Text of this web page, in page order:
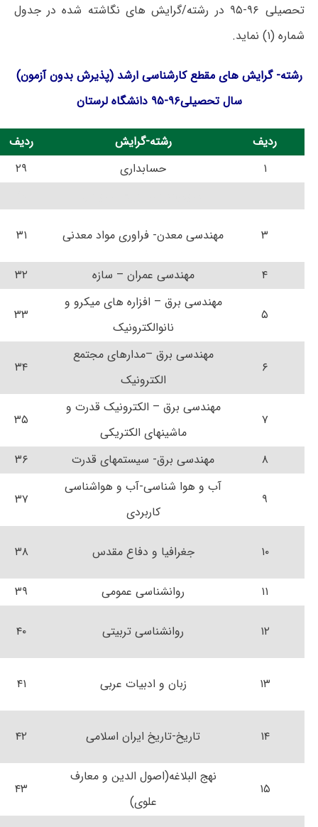
تحصیلی ۹۶-۹۵ در رشته/گرایش های نگاشته شده در جدول
شماره (۱) نماید.
رشته- گرایش های مقطع کارشناسی ارشد (پذیرش بدون آزمون)
سال تحصیلی۹۶-۹۵ دانشگاه لرستان
ردیف رشته-گرایش
ردیف
۱
حسابداری
۲۹
۳ مهندسی معدن- فراوری مواد معدنی ۳۱
۴ مهندسی عمران – سازه ۳۲
۵
مهندسی برق – افزاره های میکرو و
نانوالکترونیک
۳۳
۶
مهندسی برق –مدارهای مجتمع
الکترونیک
۳۴
۷
مهندسی برق – الکترونیک قدرت و
ماشینهای الکتریکی
۳۵
۸ مهندسی برق- سیستمهای قدرت ۳۶
۹
آب و هوا شناسی-آب و هواشناسی
کاربردی
۳۷
۱۰ جغرافیا و دفاع مقدس ۳۸
۱۱ روانشناسی عمومی ۳۹
۱۲ روانشناسی تربیتی ۴۰
۱۳ زبان و ادبیات عربی ۴۱
۱۴ تاریخ-تاریخ ایران اسلامی ۴۲
۱۵
نهج البلاغه(اصول الدین و معارف
علوی)
۴۳